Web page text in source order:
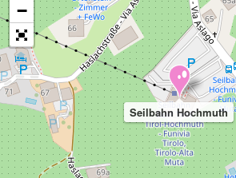
Seilbahn Hochmuth
−